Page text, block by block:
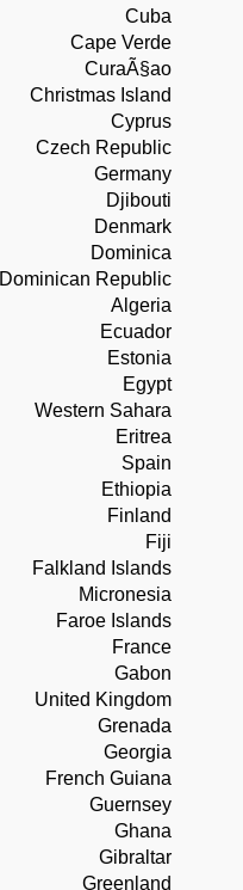
Cuba
Cape Verde
CuraÃ§ao
Christmas Island
Cyprus
Czech Republic
Germany
Djibouti
Denmark
Dominica
Dominican Republic
Algeria
Ecuador
Estonia
Egypt
Western Sahara
Eritrea
Spain
Ethiopia
Finland
Fiji
Falkland Islands
Micronesia
Faroe Islands
France
Gabon
United Kingdom
Grenada
Georgia
French Guiana
Guernsey
Ghana
Gibraltar
Greenland